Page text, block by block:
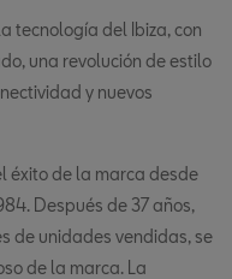
tecnología del Ibiza, con
una revolución de estilo
y nuevos
éxito de la marca desde
Después de 37 años,
de unidades vendidas, se
de la marca. La